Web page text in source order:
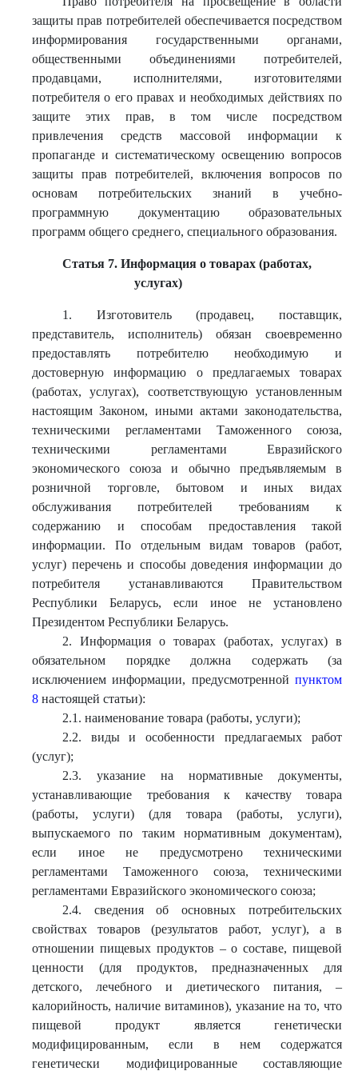
защиты прав потребителей обеспечивается посредством
информирования государственными органами,
общественными объединениями потребителей,
продавцами, исполнителями, изготовителями
потребителя о его правах и необходимых действиях по
защите этих прав, в том числе посредством
привлечения средств массовой информации к
пропаганде и систематическому освещению вопросов
защиты прав потребителей, включения вопросов по
основам потребительских знаний в учебно-
программную документацию образовательных
программ общего среднего, специального образования.
Статья 7. Информация о товарах (работах,
услугах)
1. Изготовитель (продавец, поставщик,
представитель, исполнитель) обязан своевременно
предоставлять потребителю необходимую и
достоверную информацию о предлагаемых товарах
(работах, услугах), соответствующую установленным
настоящим Законом, иными актами законодательства,
техническими регламентами Таможенного союза,
техническими регламентами Евразийского
экономического союза и обычно предъявляемым в
розничной торговле, бытовом и иных видах
обслуживания потребителей требованиям к
содержанию и способам предоставления такой
информации. По отдельным видам товаров (работ,
услуг) перечень и способы доведения информации до
потребителя устанавливаются Правительством
Республики Беларусь, если иное не установлено
Президентом Республики Беларусь.
2. Информация о товарах (работах, услугах) в
обязательном порядке должна содержать (за
исключением информации, предусмотренной пунктом
8 настоящей статьи):
2.1. наименование товара (работы, услуги);
2.2. виды и особенности предлагаемых работ
(услуг);
2.3. указание на нормативные документы,
устанавливающие требования к качеству товара
(работы, услуги) (для товара (работы, услуги),
выпускаемого по таким нормативным документам),
если иное не предусмотрено техническими
регламентами Таможенного союза, техническими
регламентами Евразийского экономического союза;
2.4. сведения об основных потребительских
свойствах товаров (результатов работ, услуг), а в
отношении пищевых продуктов – о составе, пищевой
ценности (для продуктов, предназначенных для
детского, лечебного и диетического питания, –
калорийность, наличие витаминов), указание на то, что
пищевой продукт является генетически
модифицированным, если в нем содержатся
генетически модифицированные составляющие